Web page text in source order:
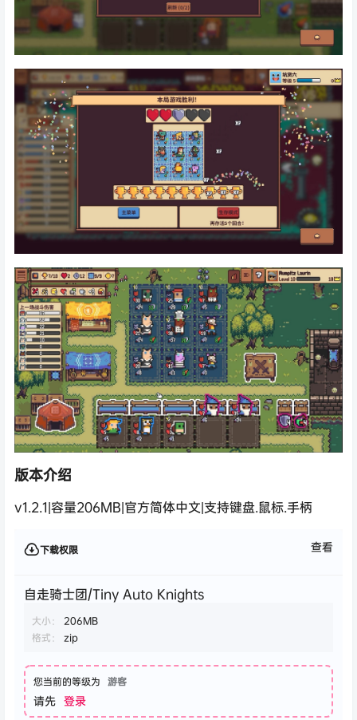
版本介绍
v1.2.1|容量206MB|官方简体中文|支持键盘.鼠标.手柄
下载权限 查看
自走骑士团/Tiny Auto Knights
大小：
206MB
格式：
zip
您当前的等级为 游客
请先 登录